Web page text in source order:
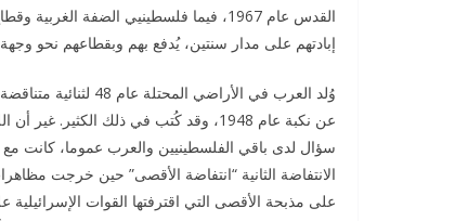
القدس عام 1967، فيما فلسطينيي الضفة
إبادتهم على مدار سنتين، يُدفع بهم وبقطاعهم نحو
وُلد العرب في
عن نكبة عام 1948، وقد كُتب في ذلك
على مذبحة الأقصى التي اقترفتها القوات